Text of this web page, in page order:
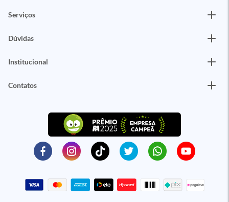
Serviços
Dúvidas
Institucional
Contatos